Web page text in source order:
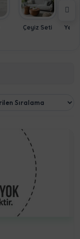
Çeyiz Seti